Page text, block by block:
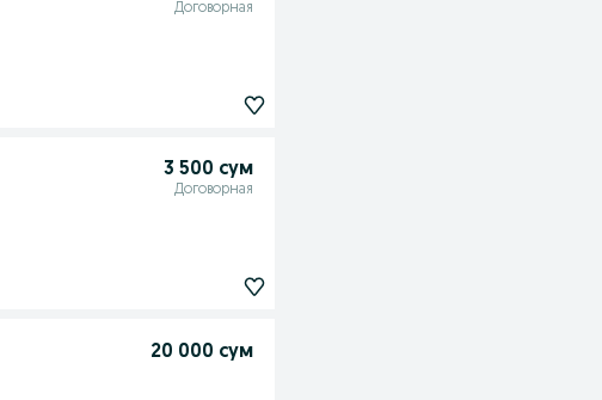
Договорная
3 500 сум
Договорная
20 000 сум